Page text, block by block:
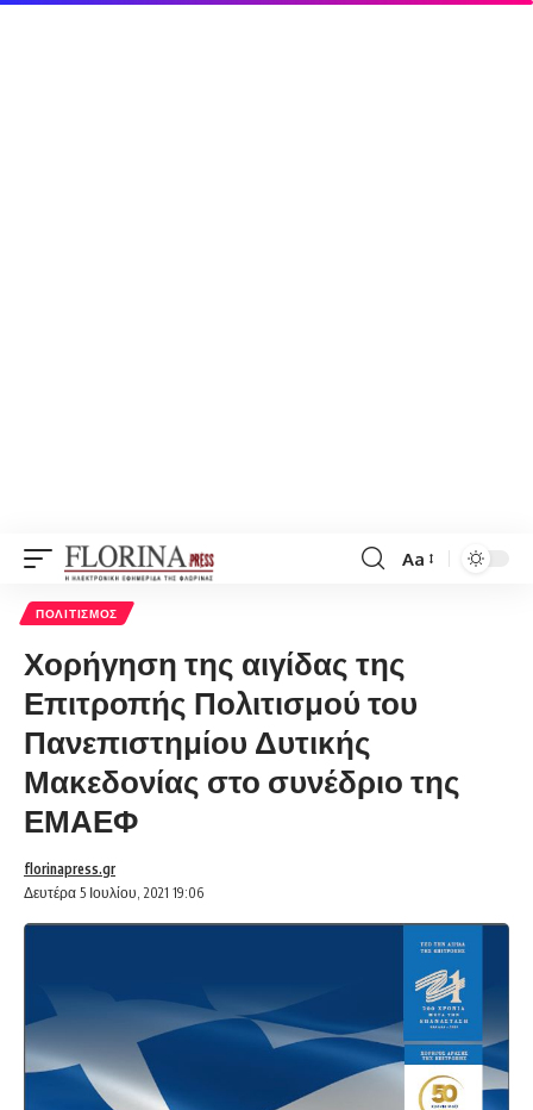
Font
Aa
ΠΟΛΙΤΙΣΜΌΣ
Χορήγηση της αιγίδας της
Επιτροπής Πολιτισμού του
Πανεπιστημίου Δυτικής
Μακεδονίας στο συνέδριο της
ΕΜΑΕΦ
Δευτέρα 5 Ιουλίου, 2021 19:06
florinapress.gr